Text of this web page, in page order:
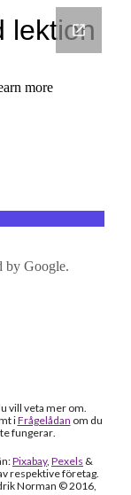
vill veta mer om.
iFrågelådan om du
fungerar.
Pixabay, Pexels &
respektive företag.
Norman © 2016,